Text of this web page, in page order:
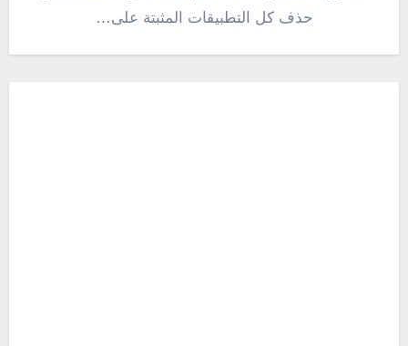
حذف كل التطبيقات المثبتة على…